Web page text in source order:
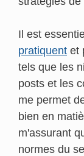
Il est
pratiquent et
tels que les
posts et les
me permet
bien en
m'assurant
normes du